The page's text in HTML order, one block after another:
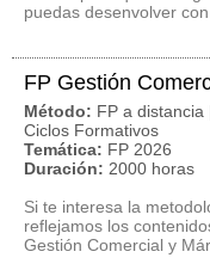
puedas desenvolver con
FP Gestión
Método: FP a
Ciclos Formativos
Temática: FP 2026
Duración: 2000 horas
Si te interesa la
reflejamos los
Gestión Comercial y